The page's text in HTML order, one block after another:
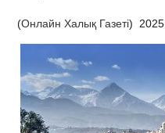
(Онлайн Халық Газеті)